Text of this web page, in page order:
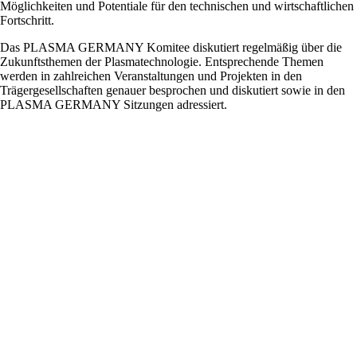
Möglichkeiten und Potentiale für den technischen und wirtschaftlichen
Fortschritt.
Das PLASMA GERMANY Komitee diskutiert regelmäßig über die
Zukunftsthemen der Plasmatechnologie. Entsprechende Themen
werden in zahlreichen Veranstaltungen und Projekten in den
Trägergesellschaften genauer besprochen und diskutiert sowie in den
PLASMA GERMANY Sitzungen adressiert.